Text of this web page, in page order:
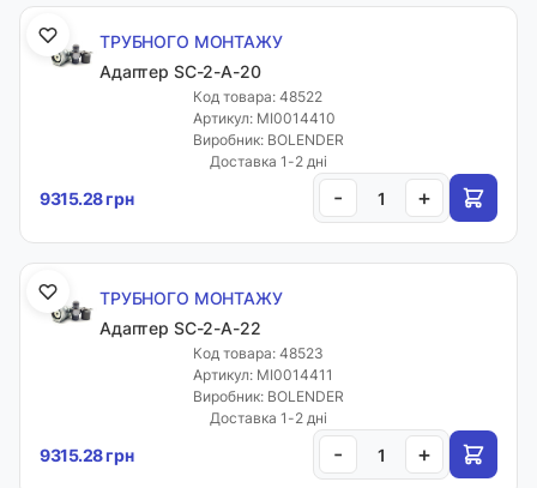
ТРУБНОГО МОНТАЖУ
Адаптер SC-2-A-20
Код товара: 48522
Артикул: MI0014410
Виробник: BOLENDER
Доставка 1-2 дні
9315.28 грн - +
ТРУБНОГО МОНТАЖУ
Адаптер SC-2-A-22
Код товара: 48523
Артикул: MI0014411
Виробник: BOLENDER
Доставка 1-2 дні
9315.28 грн - +